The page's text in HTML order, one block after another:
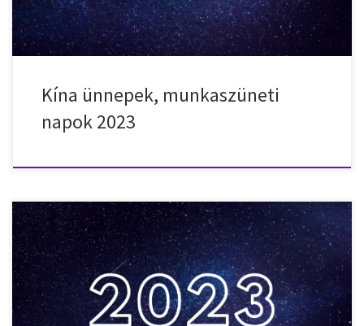
Kína ünnepek, munkaszüneti
napok 2023
Nemzeti ünnepek, munkaszüneti napok, ünnepnapok Japánban
2023-ben. 2023. január 1. – vasárnap – Újév 2023. január 2. – hétfő –
Újév pihenőnap 2023. január 9. – hétfő – Felnőtté válás napja (seijin
no hi) 2023. február 11. – szombat – Államalapítás ünnepe